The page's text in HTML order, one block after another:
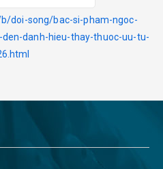
doi-song/bac-si-pham-ngoc-
danh-hieu-thay-thuoc-uu-tu-